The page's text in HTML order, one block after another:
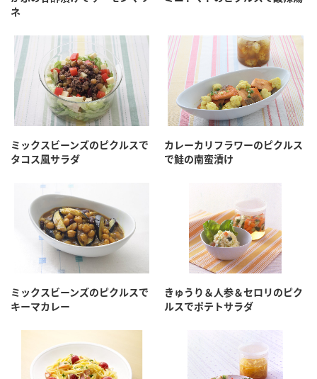
ロングセラー商品 ＋ おすすめレシピ
人気商品 ＋ おすすめレシピ
ミツカン公式通販
ネ
ミックスビーンズのピクルスで
タコス風サラダ
カレーカリフラワーのピクルス
で鮭の南蛮漬け
ミックスビーンズのピクルスで
キーマカレー
きゅうり＆人参＆セロリのピク
ルスでポテトサラダ